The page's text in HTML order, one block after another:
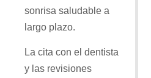
sonrisa saludable a
largo plazo.
La cita con el dentista
y las revisiones